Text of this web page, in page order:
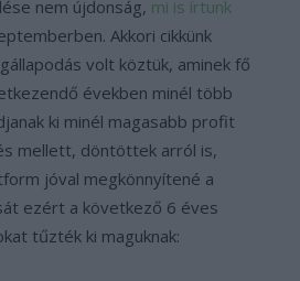
nem újdonság, mi is írtunk
Akkori cikkünk
volt köztük, aminek fő
években minél több
ki minél magasabb profit
mellett, döntöttek arról is,
jóval megkönnyítené a
ezért a következő 6 éves
tűzték ki maguknak: